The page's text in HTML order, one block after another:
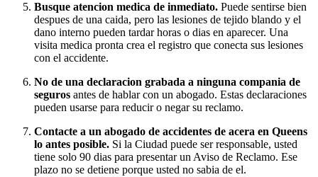
Busque atencion medica de inmediato. Puede sentirse bien
despues de una caida, pero las lesiones de tejido blando y el
dano interno pueden tardar horas o dias en aparecer. Una
visita medica pronta crea el registro que conecta sus lesiones
con el accidente.
No de una declaracion grabada a ninguna compania de
seguros antes de hablar con un abogado. Estas declaraciones
pueden usarse para reducir o negar su reclamo.
Contacte a un abogado de accidentes de acera en Queens
lo antes posible. Si la Ciudad puede ser responsable, usted
tiene solo 90 dias para presentar un Aviso de Reclamo. Ese
plazo no se detiene porque usted no sabia de el.